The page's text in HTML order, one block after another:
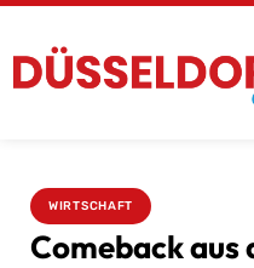
WIRTSCHAFT
Comeback aus